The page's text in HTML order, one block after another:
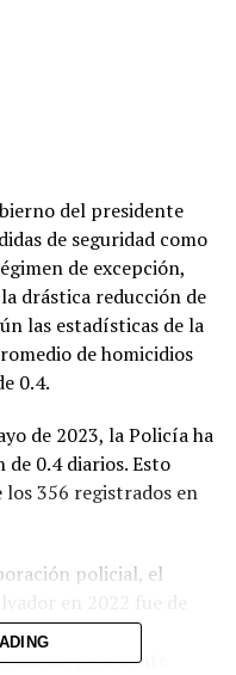
del presidente
de seguridad como
de excepción,
drástica reducción de
las estadísticas de la
de homicidios
0.4.
de 2023, la Policía ha
0.4 diarios. Esto
los 356 registrados en
policial, el
100,000
del presidente